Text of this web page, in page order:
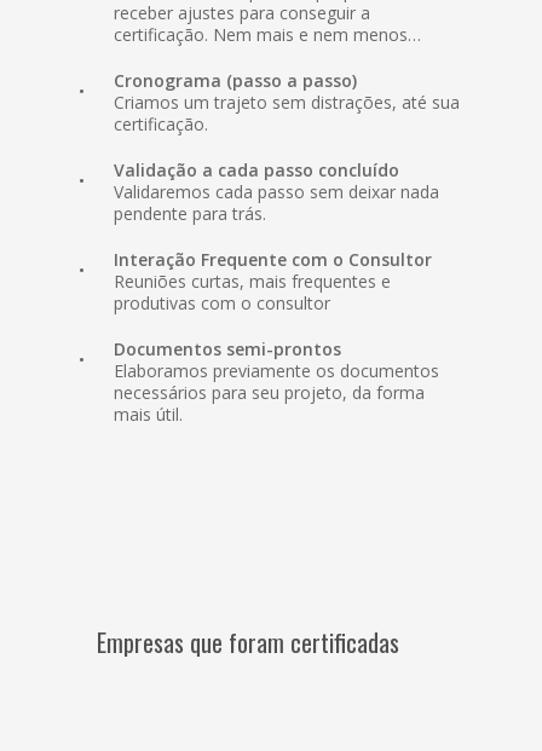
receber ajustes para conseguir a
certificação. Nem mais e nem menos…
Cronograma (passo a passo)
Criamos um trajeto sem distrações, até sua
certificação.
Validação a cada passo concluído
Validaremos cada passo sem deixar nada
pendente para trás.
Interação Frequente com o Consultor
Reuniões curtas, mais frequentes e
produtivas com o consultor
Documentos semi-prontos
Elaboramos previamente os documentos
necessários para seu projeto, da forma
mais útil.
Empresas que foram certificadas